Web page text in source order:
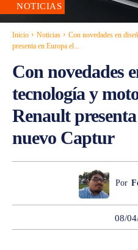
NOTICIAS
Inicio Noticias
Con novedades en
presenta en Europa el...
Con novedades
tecnología y
Renault
nuevo Captur
Por
08/